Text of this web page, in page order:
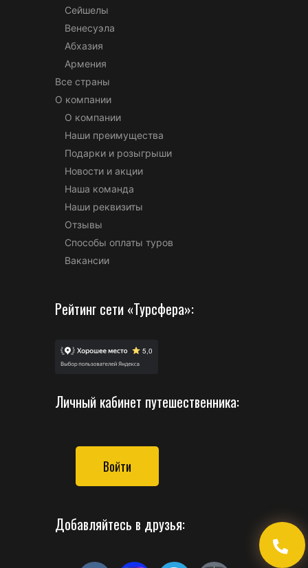
Сейшелы
Венесуэла
Абхазия
Армения
Все страны
О компании
О компании
Наши преимущества
Подарки и розыгрыши
Новости и акции
Наша команда
Наши реквизиты
Отзывы
Способы оплаты туров
Вакансии
Рейтинг сети «Турсфера»:
Личный кабинет путешественника:
Войти
Добавляйтесь в друзья: